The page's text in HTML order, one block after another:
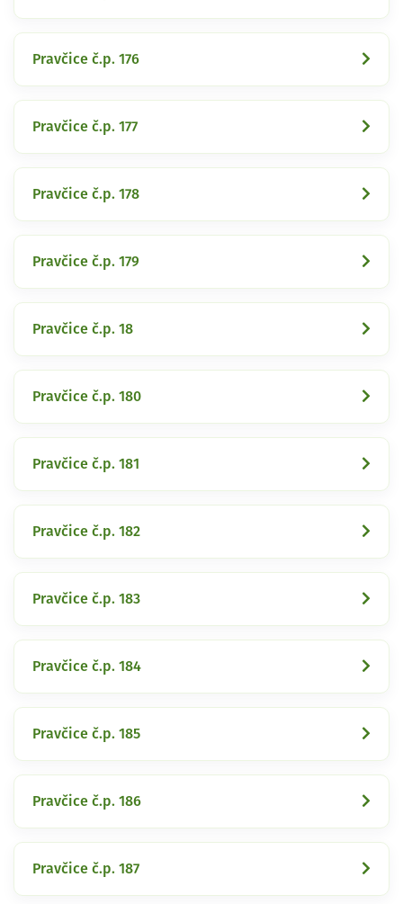
Pravčice č.p. 176
Pravčice č.p. 177
Pravčice č.p. 178
Pravčice č.p. 179
Pravčice č.p. 18
Pravčice č.p. 180
Pravčice č.p. 181
Pravčice č.p. 182
Pravčice č.p. 183
Pravčice č.p. 184
Pravčice č.p. 185
Pravčice č.p. 186
Pravčice č.p. 187